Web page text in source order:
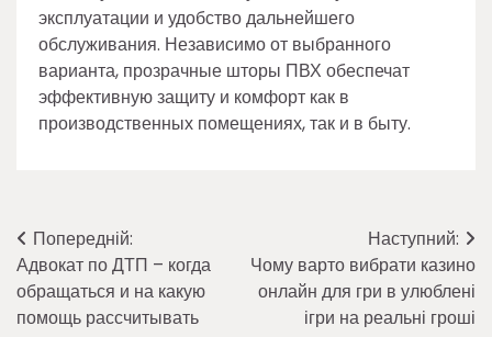
эксплуатации и удобство дальнейшего
обслуживания. Независимо от выбранного
варианта, прозрачные шторы ПВХ обеспечат
эффективную защиту и комфорт как в
производственных помещениях, так и в быту.
Навігація
записів
Попередній:
Адвокат по ДТП – когда
обращаться и на какую
помощь рассчитывать
Наступний:
Чому варто вибрати казино
онлайн для гри в улюблені
ігри на реальні гроші